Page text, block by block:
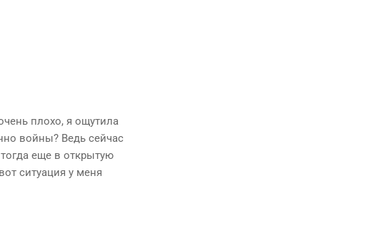
плохо, я ощутила
войны? Ведь сейчас
еще в открытую
ситуация у меня